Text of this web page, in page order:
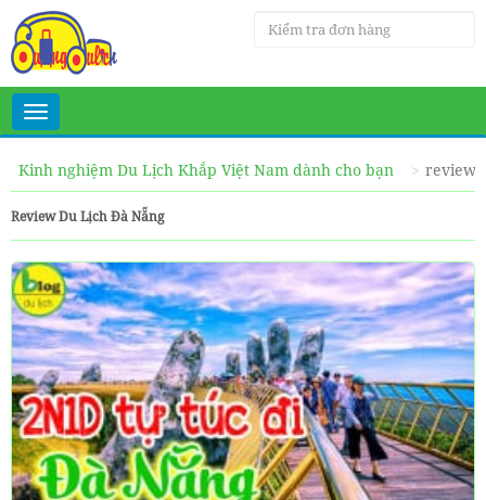
Toggle
navigation
Kinh nghiệm Du Lịch Khắp Việt Nam dành cho bạn
review
Review Du Lịch Đà Nẵng